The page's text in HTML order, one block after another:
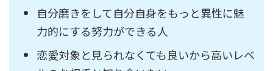
自分磨きをして自分自身をもっと異性に魅
力的にする努力ができる人
恋愛対象と見られなくても良いから高いレベ